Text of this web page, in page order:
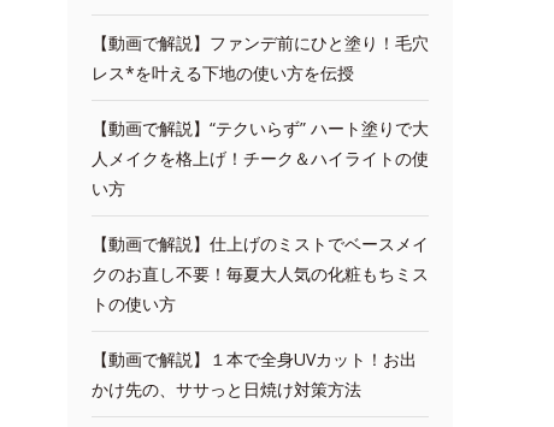
【動画で解説】ファンデ前にひと塗り！毛穴
レス*を叶える下地の使い方を伝授
【動画で解説】“テクいらず” ハート塗りで大
人メイクを格上げ！チーク＆ハイライトの使
い方
【動画で解説】仕上げのミストでベースメイ
クのお直し不要！毎夏大人気の化粧もちミス
トの使い方
【動画で解説】１本で全身UVカット！お出
かけ先の、ササっと日焼け対策方法